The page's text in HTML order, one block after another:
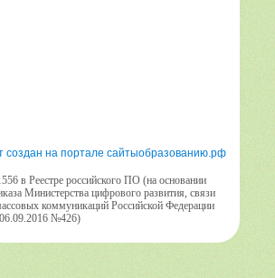
создан на портале сайтыобразованию.рф
в Реестре российского ПО (на основании
Министерства цифрового развития, связи
коммуникаций Российской Федерации
№426)